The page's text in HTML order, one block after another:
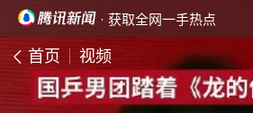
· 获取全网一手热点
首页 视频